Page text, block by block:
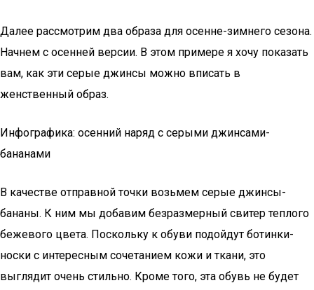
Далее рассмотрим два образа для осенне-зимнего сезона.
Начнем с осенней версии. В этом примере я хочу показать
вам, как эти серые джинсы можно вписать в
женственный образ.
Инфографика: осенний наряд с серыми джинсами-
бананами
В качестве отправной точки возьмем серые джинсы-
бананы. К ним мы добавим безразмерный свитер теплого
бежевого цвета. Поскольку к обуви подойдут ботинки-
носки с интересным сочетанием кожи и ткани, это
выглядит очень стильно. Кроме того, эта обувь не будет